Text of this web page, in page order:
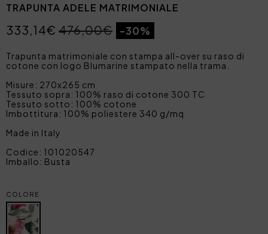
TRAPUNTA ADELE MATRIMONIALE
333,14€ 476,00€ -30%
Trapunta matrimoniale con stampa all-over su raso di
cotone con logo Blumarine stampato nella trama.
Misure: 270x265 cm
Tessuto sopra: 100% raso di cotone 300 TC
Tessuto sotto: 100% cotone
Imbottitura: 100% poliestere 340 g/mq
Made in Italy
Codice: 101020547
Imballo: Busta
COLORE